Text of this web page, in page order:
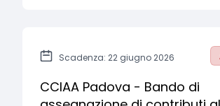
Scadenza: 22 giugno 2026
CCIAA Padova - Bando di